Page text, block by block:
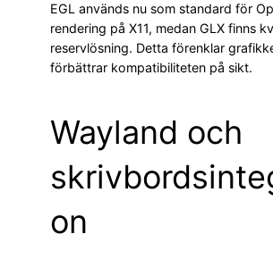
EGL används nu som standard för
rendering på X11, medan GLX finns
reservlösning. Detta förenklar
förbättrar kompatibiliteten på sikt.
Wayland och
on